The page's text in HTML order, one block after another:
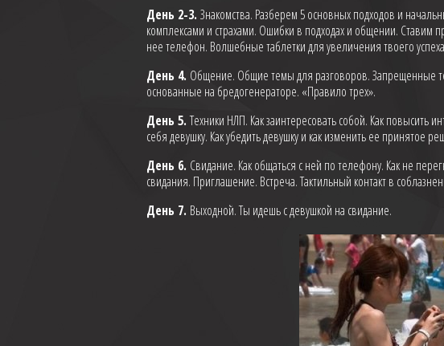
День 2-3. Знакомства. Разберем 5 основных подходов и
комплексами и страхами. Ошибки в подходах и общении. Ставим
нее телефон. Волшебные таблетки для увеличения твоего
День 4. Общение. Общие темы для разговоров. Запрещенные
основанные на бредогенераторе. «Правило трех».
День 5.Техники НЛП. Как заинтересовать собой. Как повысить
себя девушку. Как убедить девушку и как изменить ее принятое
День 6. Свидание. Как общаться с ней по телефону. Как не
свидания. Приглашение. Встреча. Тактильный контакт в
День 7. Выходной. Ты идешь с девушкой на свидание.